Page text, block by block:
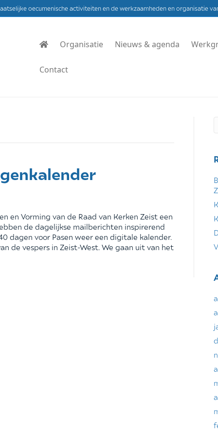
oecumenische activiteiten en de werkzaamheden en organisatie
Organisatie Nieuws & agenda
Contact
en Vorming van de Raad van Kerken Zeist een
de dagelijkse mailberichten inspirerend
dagen voor Pasen weer een digitale kalender.
de vespers in Zeist-West. We gaan uit van het